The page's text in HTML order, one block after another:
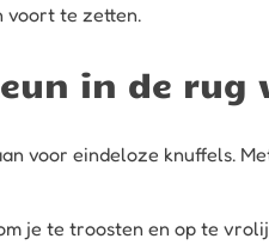
voort te zetten.
in de rug
voor eindeloze knuffels.
je te troosten en op te